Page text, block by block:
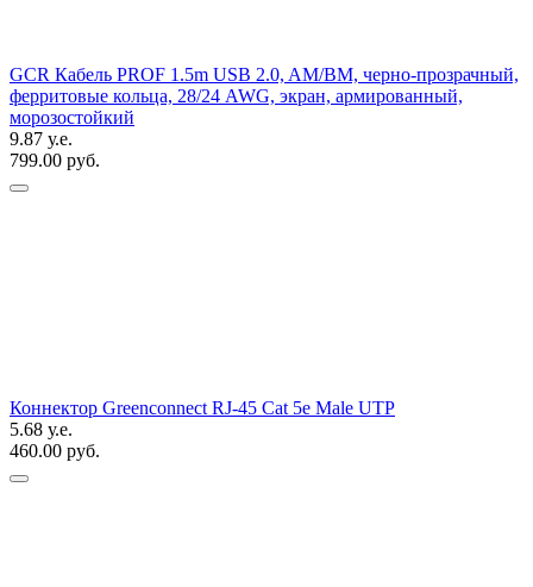
GCR Кабель PROF 1.5m USB 2.0, AM/BM, черно-прозрачный,
ферритовые кольца, 28/24 AWG, экран, армированный,
морозостойкий
9.87 у.е.
799.00 руб.
Коннектор Greenconnect RJ-45 Cat 5e Male UTP
5.68 у.е.
460.00 руб.